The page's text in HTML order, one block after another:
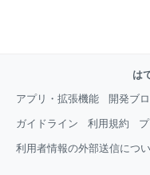
は
アプリ・拡張機能
開発ブ
ガイドライン 利用規約
利用者情報の外部送信につ